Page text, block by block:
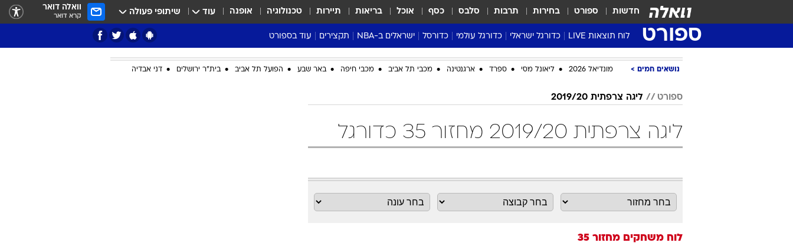
חדשות ספורט בחירות תרבות סלבס כסף אוכל בריאות תיירות טכנולוגיה אופנה עוד שיתופי פעולה וואלה דואר
קרא דואר
ספורט לוח תוצאות LIVE כדורגל ישראלי
ליגת העל Winner
גביע המדינה
שגרירים
נבחרות ישראל
ליגה א'
כדורגל עולמי
ליגה אנגלית
ליגה צרפתית
ליגת האלופות
דרום אמריקה
כדורסל
ליגת העל
נבחרות ישראל בכדורסל
כדורסל נשים
ישראלים ב-NBA
דני אבדיה
תקצירים עוד בספורט
מונדיאל 2026
NBA
אבא של שבת
סערה בממלכה
נושאים חמים מונדיאל 2026 ליאונל מסי ספרד ארגנטינה מכבי תל אביב מכבי חיפה באר שבע הפועל תל אביב בית"ר ירושלים דני אבדיה
ספורט ליגה צרפתית 2019/20
ליגה צרפתית 2019/20 מחזור 35 כדורגל
לוח משחקים מחזור 35